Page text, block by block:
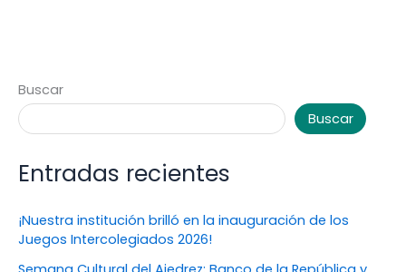
Buscar
Buscar
Entradas recientes
¡Nuestra institución brilló en la inauguración de los
Juegos Intercolegiados 2026!